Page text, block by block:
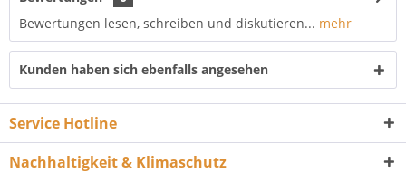
Bewertungen lesen, schreiben und diskutieren... mehr
Kunden haben sich ebenfalls angesehen
Service Hotline
Nachhaltigkeit & Klimaschutz